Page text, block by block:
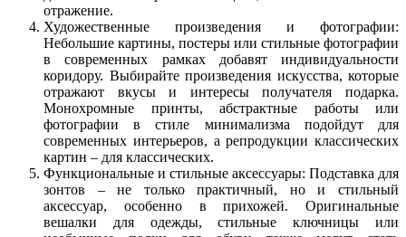
отражение.
Художественные произведения и фотографии:
Небольшие картины, постеры или стильные фотографии
в современных рамках добавят индивидуальности
коридору. Выбирайте произведения искусства, которые
отражают вкусы и интересы получателя подарка.
Монохромные принты, абстрактные работы или
фотографии в стиле минимализма подойдут для
современных интерьеров, а репродукции классических
картин – для классических.
Функциональные и стильные аксессуары: Подставка для
зонтов – не только практичный, но и стильный
аксессуар, особенно в прихожей. Оригинальные
вешалки для одежды, стильные ключницы или